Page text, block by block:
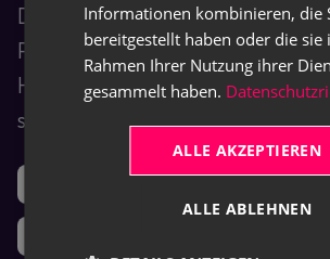
Dokumentationszentrale für
Finden Sie Schulungs-,
Hilfeinhalte für unsere
sowie eingesetzte
Informationen kombinieren, die
bereitgestellt haben oder die sie
Rahmen Ihrer Nutzung ihrer
gesammelt haben.
ALLE AKZEPTIEREN
ALLE ABLEHNEN